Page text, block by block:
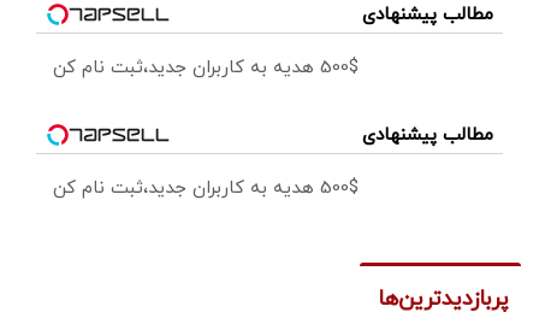
مطالب پیشنهادی
500$ هدیه به کاربران جدید،ثبت نام کن
مطالب پیشنهادی
500$ هدیه به کاربران جدید،ثبت نام کن
پربازدیدترین‌ها